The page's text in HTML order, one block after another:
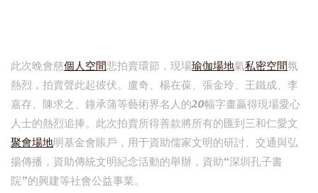
此次晚會慈個人空間悲拍賣環節，現場瑜伽場地氣私密空間氛
熱烈，拍賣聲此起彼伏。盧奇、楊在葆、張金玲、王鐵成、李
嘉存、陳求之、鐘承蒲等藝術界名人的20幅字畫贏得現場愛心
人士的熱烈追捧。此次拍賣所得善款將所有的匯到三和仁愛文
聚會場地明基金會賬戶，用于資助儒家文明的研討、交通與弘
揚傳播，資助傳統文明紀念活動的舉辦，資助“深圳孔子書
院”的興建等社會公益事業。